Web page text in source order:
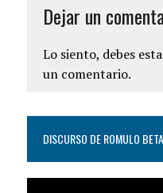
Dejar un
Lo siento, debes
un comentario.
DISCURSO DE ROMULO